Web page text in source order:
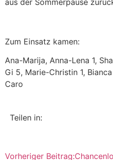
Zum Einsatz kamen:
Ana-Marija, Anna-Lena 1,
Gi 5, Marie-Christin 1,
Caro
Teilen in:
Vorheriger Beitrag: